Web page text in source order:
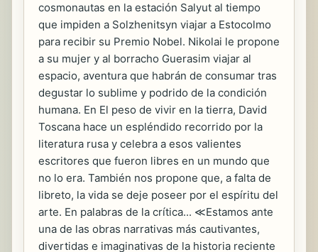
cosmonautas en la estación Salyut al tiempo
que impiden a Solzhenitsyn viajar a Estocolmo
para recibir su Premio Nobel. Nikolai le propone
a su mujer y al borracho Guerasim viajar al
espacio, aventura que habrán de consumar tras
degustar lo sublime y podrido de la condición
humana. En El peso de vivir en la tierra, David
Toscana hace un espléndido recorrido por la
literatura rusa y celebra a esos valientes
escritores que fueron libres en un mundo que
no lo era. También nos propone que, a falta de
libreto, la vida se deje poseer por el espíritu del
arte. En palabras de la crítica... ≪Estamos ante
una de las obras narrativas más cautivantes,
divertidas e imaginativas de la historia reciente